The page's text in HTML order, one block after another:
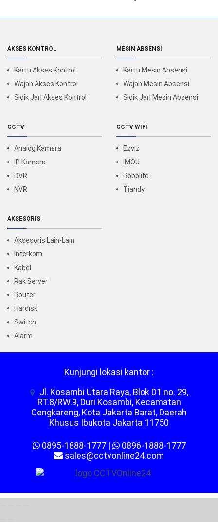
AKSES KONTROL
Kartu Akses Kontrol
Wajah Akses Kontrol
Sidik Jari Akses Kontrol
MESIN ABSENSI
Kartu Mesin Absensi
Wajah Mesin Absensi
Sidik Jari Mesin Absensi
CCTV
Analog Kamera
IP Kamera
DVR
NVR
CCTV WIFI
Ezviz
IMOU
Robolife
Tiandy
AKSESORIS
Aksesoris Lain-Lain
Interkom
Kabel
Rak Server
Router
Hardisk
Switch
Alarm
Kunjungi lokasi kantor :
Jl. Kosambi Utara Raya, Blok D1 no. 29,
RT.8/RW.9, Duri Kosambi, Kecamatan
Cengkareng, Kota Jakarta Barat, Daerah
Khusus Ibukota Jakarta 11750
0895-1888-1777|
0896-1888-1777
sales@cctvonline24.com